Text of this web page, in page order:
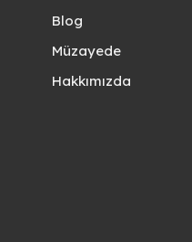
Blog
Müzayede
Hakkımızda